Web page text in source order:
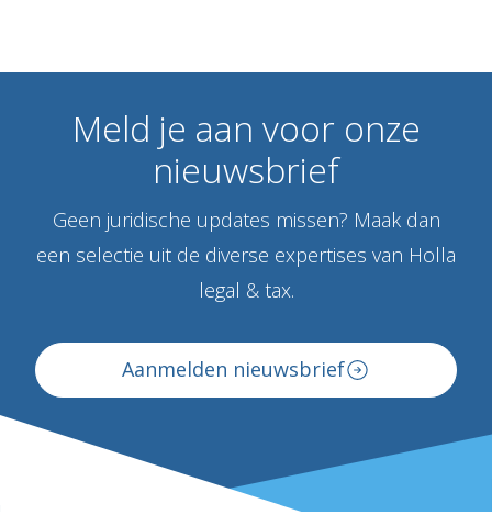
Meld je aan voor onze
nieuwsbrief
Geen juridische updates missen? Maak dan
een selectie uit de diverse expertises van Holla
legal & tax.
Aanmelden nieuwsbrief